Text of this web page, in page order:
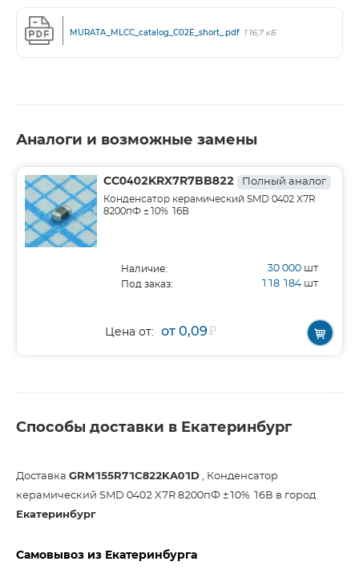
MURATA_MLCC_catalog_C02E_short_.pdf 116,7 кБ
Аналоги и возможные замены
CC0402KRX7R7BB822 Полный аналог
Конденсатор керамический SMD 0402 X7R
8200пФ ±10% 16В
Наличие: 30 000 шт
Под заказ: 118 184 шт
Цена от: от 0,09₽
Способы доставки в Екатеринбург
Доставка GRM155R71C822KA01D , Конденсатор
керамический SMD 0402 X7R 8200пФ ±10% 16В в город
Екатеринбург
Самовывоз из Екатеринбурга